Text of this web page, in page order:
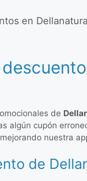
en
de
algún cupón
nuestra
de